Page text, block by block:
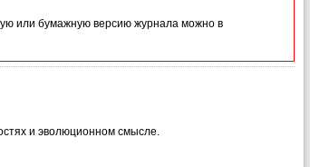
или бумажную версию журнала можно в
и эволюционном смысле.